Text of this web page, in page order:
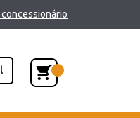
concessionário